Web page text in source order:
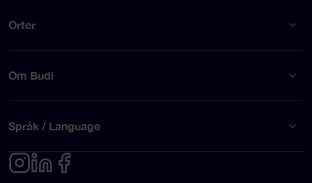
Orter
Om Budi
Språk / Language